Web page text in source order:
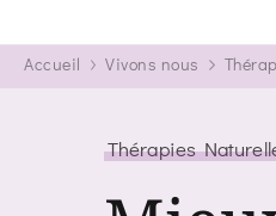
Accueil Vivons nous
Thérapies